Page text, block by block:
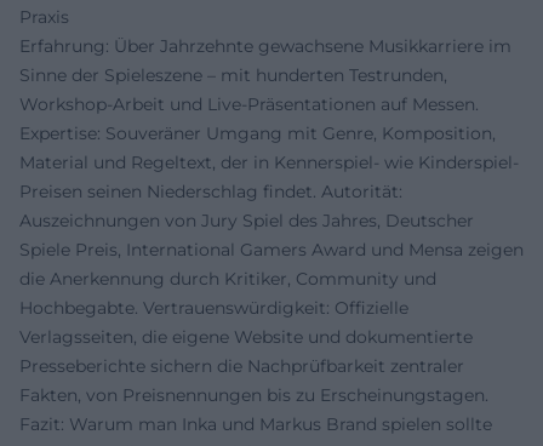
Praxis
Erfahrung: Über Jahrzehnte gewachsene Musikkarriere im
Sinne der Spieleszene – mit hunderten Testrunden,
Workshop-Arbeit und Live-Präsentationen auf Messen.
Expertise: Souveräner Umgang mit Genre, Komposition,
Material und Regeltext, der in Kennerspiel- wie Kinderspiel-
Preisen seinen Niederschlag findet. Autorität:
Auszeichnungen von Jury Spiel des Jahres, Deutscher
Spiele Preis, International Gamers Award und Mensa zeigen
die Anerkennung durch Kritiker, Community und
Hochbegabte. Vertrauenswürdigkeit: Offizielle
Verlagsseiten, die eigene Website und dokumentierte
Presseberichte sichern die Nachprüfbarkeit zentraler
Fakten, von Preisnennungen bis zu Erscheinungstagen.
Fazit: Warum man Inka und Markus Brand spielen sollte